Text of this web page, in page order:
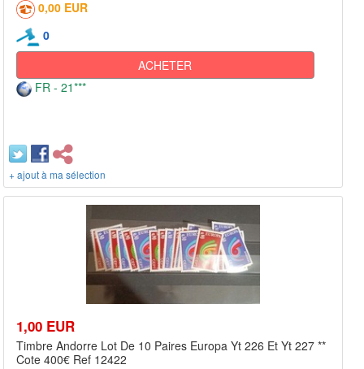
0,00 EUR
0
ACHETER
FR - 21***
+ ajout à ma sélection
1,00 EUR
Timbre Andorre Lot De 10 Paires Europa Yt 226 Et Yt 227 **
Cote 400€ Ref 12422